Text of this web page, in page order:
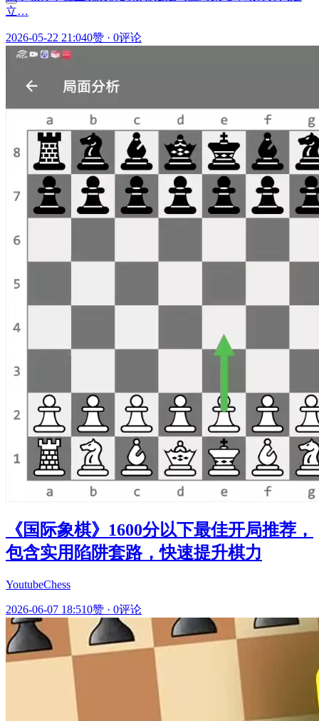
立…
2026-05-22 21:040赞 · 0评论
《国际象棋》1600分以下最佳开局推荐，
包含实用陷阱套路，快速提升棋力
YoutubeChess
2026-06-07 18:510赞 · 0评论